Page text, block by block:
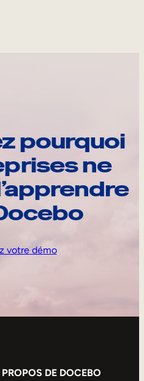
pourquoi
ne
votre démo
DE DOCEBO